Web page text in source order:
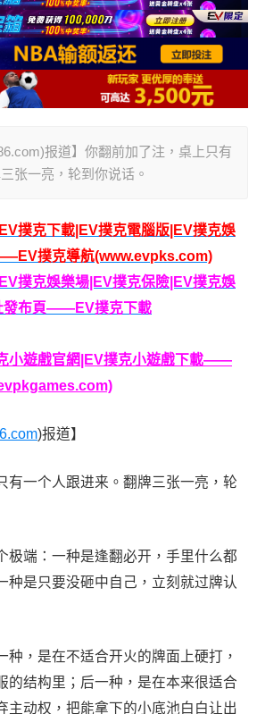
报道】你翻前加了注，桌上只有
张一亮，轮到你说话。
撲克下載|EV撲克電腦版|EV撲克娛
撲克導航(www.evpks.com)
撲克娛樂場|EV撲克保險|EV撲克娛
發布頁——EV撲克下載
小遊戲官網|EV撲克小遊戲下載——
)报道】
有一个人跟进来。翻牌三张一亮，轮
极端：一种是逢翻必开，手里什么都
种是只要没砸中自己，立刻就过牌认
种，是在不适合开火的牌面上硬打，
的结构里；后一种，是在本来很适合
主动权，把能拿下的小底池白白让出